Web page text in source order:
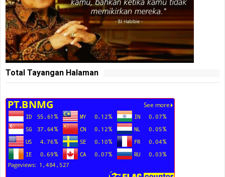
Total Tayangan Halaman